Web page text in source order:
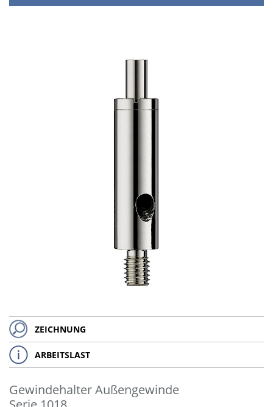
ZEICHNUNG
ARBEITSLAST
Gewindehalter Außengewinde